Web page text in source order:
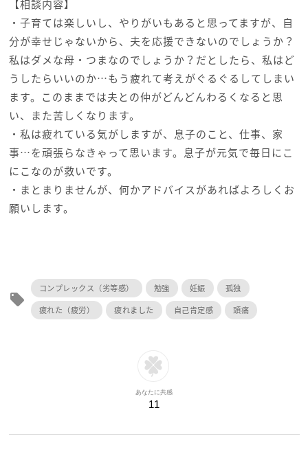
【相談内容】
・子育ては楽しいし、やりがいもあると思ってますが、自
分が幸せじゃないから、夫を応援できないのでしょうか？
私はダメな母・つまなのでしょうか？だとしたら、私はど
うしたらいいのか…もう疲れて考えがぐるぐるしてしまい
ます。このままでは夫との仲がどんどんわるくなると思
い、また苦しくなります。
・私は疲れている気がしますが、息子のこと、仕事、家
事…を頑張らなきゃって思います。息子が元気で毎日にこ
にこなのが救いです。
・まとまりませんが、何かアドバイスがあればよろしくお
願いします。
local_offer
コンプレックス（劣等感） 勉強 妊娠
孤独
疲れた（疲労）
疲れました 自己肯定感 頭痛
あなたに共感
11